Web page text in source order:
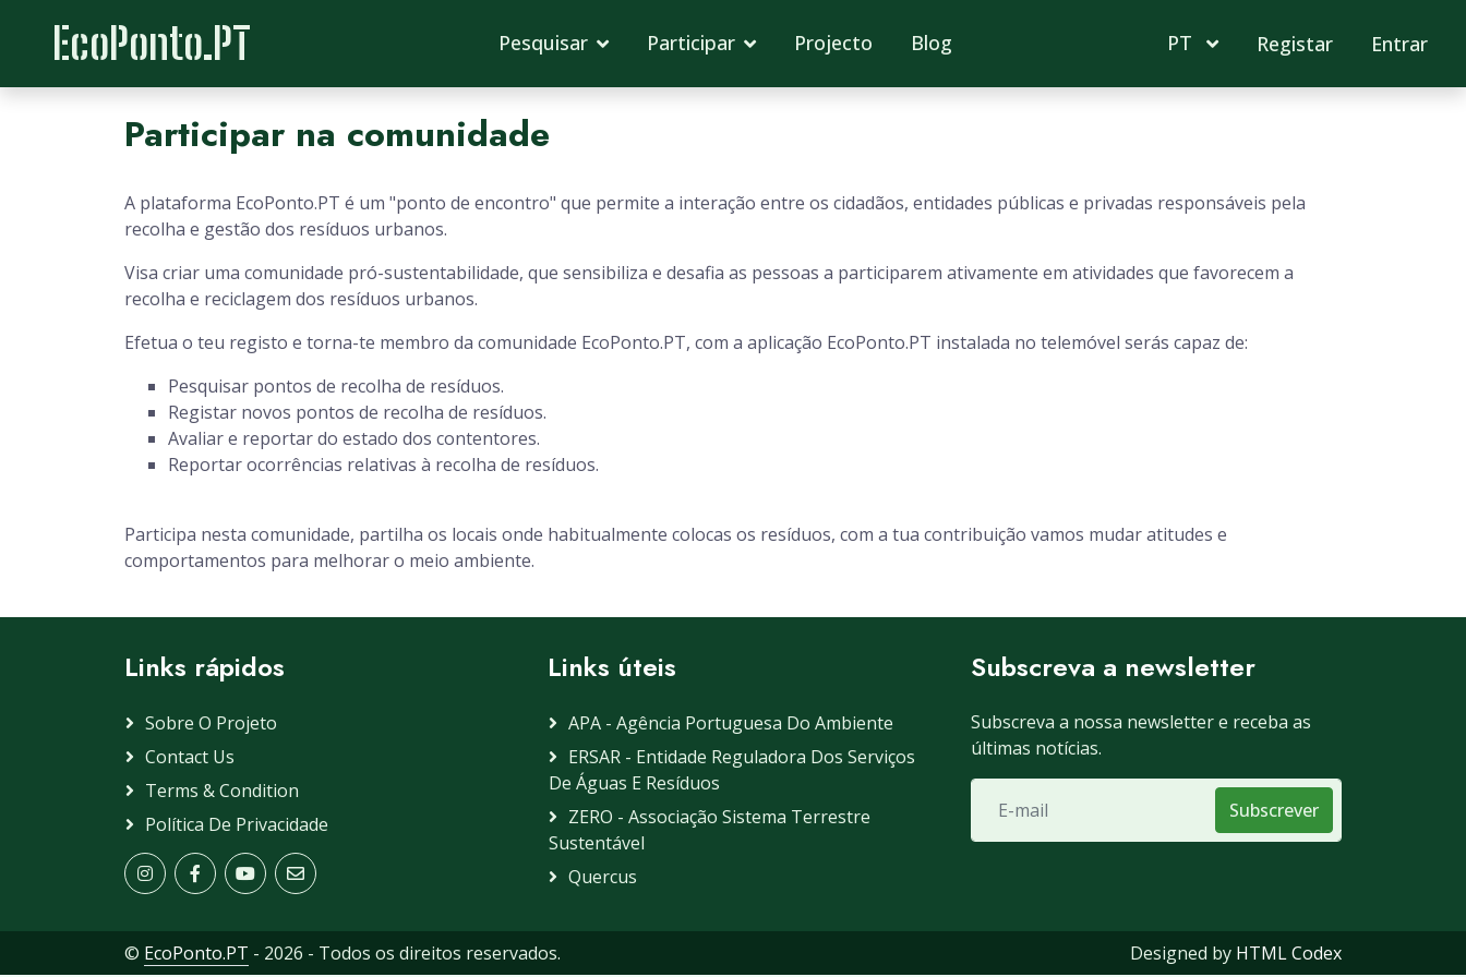
EcoPonto.PT Pesquisar Participar Projecto Blog PT Registar Entrar
Participar na comunidade
A plataforma EcoPonto.PT é um "ponto de encontro" que permite a interação entre os cidadãos, entidades públicas e privadas responsáveis pela
recolha e gestão dos resíduos urbanos.
Visa criar uma comunidade pró-sustentabilidade, que sensibiliza e desafia as pessoas a participarem ativamente em atividades que favorecem a
recolha e reciclagem dos resíduos urbanos.
Efetua o teu registo e torna-te membro da comunidade EcoPonto.PT, com a aplicação EcoPonto.PT instalada no telemóvel serás capaz de:
Pesquisar pontos de recolha de resíduos.
Registar novos pontos de recolha de resíduos.
Avaliar e reportar do estado dos contentores.
Reportar ocorrências relativas à recolha de resíduos.
Participa nesta comunidade, partilha os locais onde habitualmente colocas os resíduos, com a tua contribuição vamos mudar atitudes e
comportamentos para melhorar o meio ambiente.
Links rápidos
Sobre O Projeto
Contact Us
Terms & Condition
Política De Privacidade
Links úteis
APA - Agência Portuguesa Do Ambiente
ERSAR - Entidade Reguladora Dos Serviços
De Águas E Resíduos
ZERO - Associação Sistema Terrestre
Sustentável
Quercus
Subscreva a newsletter
Subscreva a nossa newsletter e receba as
últimas notícias.
Subscrever
© EcoPonto.PT - 2026 - Todos os direitos reservados. Designed by HTML Codex